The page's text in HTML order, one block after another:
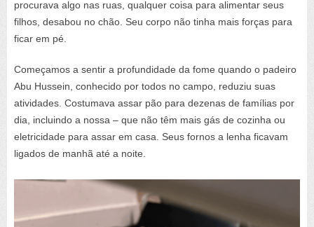
procurava algo nas ruas, qualquer coisa para alimentar seus
filhos, desabou no chão. Seu corpo não tinha mais forças para
ficar em pé.
Começamos a sentir a profundidade da fome quando o padeiro
Abu Hussein, conhecido por todos no campo, reduziu suas
atividades. Costumava assar pão para dezenas de famílias por
dia, incluindo a nossa – que não têm mais gás de cozinha ou
eletricidade para assar em casa. Seus fornos a lenha ficavam
ligados de manhã até a noite.